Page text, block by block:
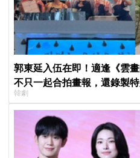
郭東延入伍在即！適逢《雲
不只一起合拍畫報，還錄製
韓劇